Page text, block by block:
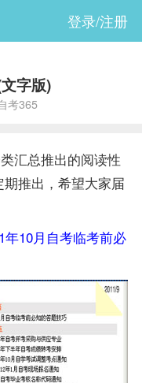
登录/注册
字版)
考365
汇总推出的阅读性
推出，希望大家届
年10月自考临考前必